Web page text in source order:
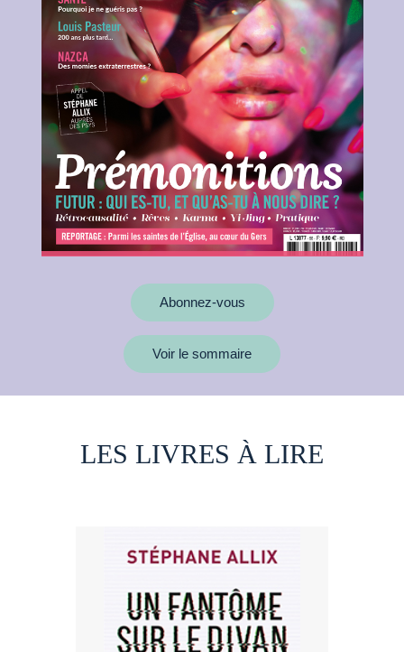
Abonnez-vous
Voir le sommaire
LES LIVRES À LIRE